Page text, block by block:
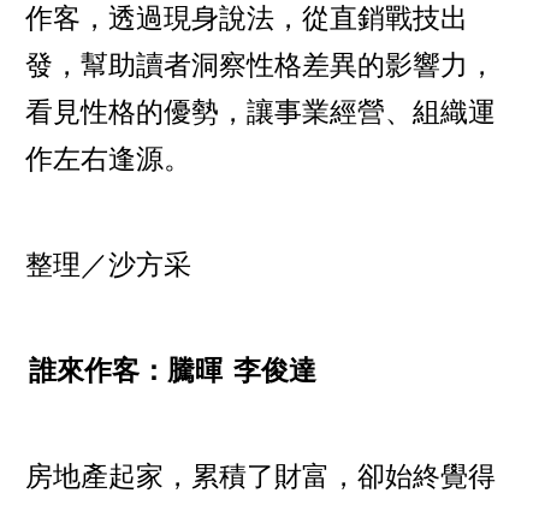
作客，透過現身說法，從直銷戰技出
發，幫助讀者洞察性格差異的影響力，
看見性格的優勢，讓事業經營、組織運
作左右逢源。
整理／沙方采
誰來作客：騰暉 李俊達
房地產起家，累積了財富，卻始終覺得